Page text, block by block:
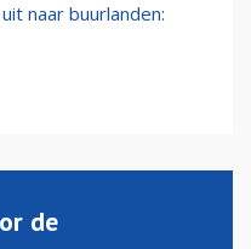
naar buurlanden:
de